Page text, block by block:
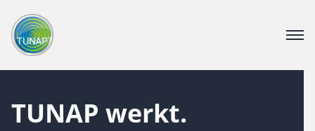
OVER TUNAP
TUNAP werkt.